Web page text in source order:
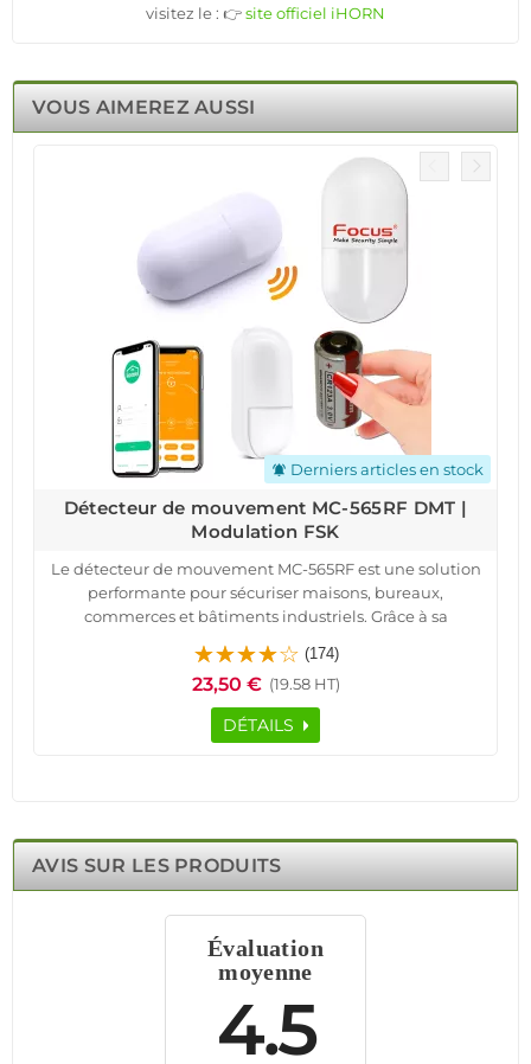
visitez le : 👉site officiel iHORN
VOUS AIMEREZ AUSSI
notifications_active Derniers articles en stock
Détecteur de mouvement MC-565RF DMT |
Modulation FSK
Le détecteur de mouvement MC-565RF est une solution
performante pour sécuriser maisons, bureaux,
commerces et bâtiments industriels. Grâce à sa
intrusions tout en minimisant les fausses alertes. Son
système sans fil à modulation FSK garantit une
transmission stable sur une longue distance, idéale pour
une installation simplifiée.
votre dispositif de sécurité sans nécessiter
Parfait pour maisons, appartements, villas et bureaux, le
MC-565RF est un choix idéal pour une surveillance
efficace et sans contrainte, Sécurité Fiable et Sans Fil !
(174)
23,50 € (19.58 HT)
DÉTAILS
AVIS SUR LES PRODUITS
Évaluation
moyenne
4.5